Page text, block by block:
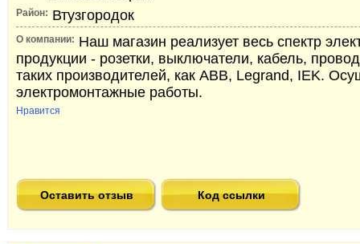
Район: Втузгородок
О компании: Наш магазин реализует весь спектр
продукции - розетки, выключатели, кабель,
таких производителей, как ABB, Legrand, IEK.
электромонтажные работы.
Нравится
Оставить отзыв Код ссылки